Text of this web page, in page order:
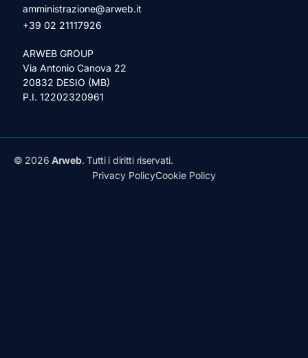
amministrazione@arweb.it
+39 02 21117926
ARWEB GROUP
Via Antonio Canova 22
20832 DESIO (MB)
P.I. 12202320961
© 2026Arweb. Tutti i diritti riservati.
Privacy PolicyCookie Policy